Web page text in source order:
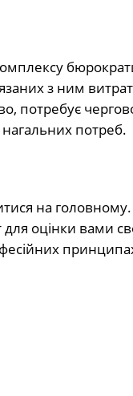
з ним
потребує
нагальних потреб.
на
оцінки вами